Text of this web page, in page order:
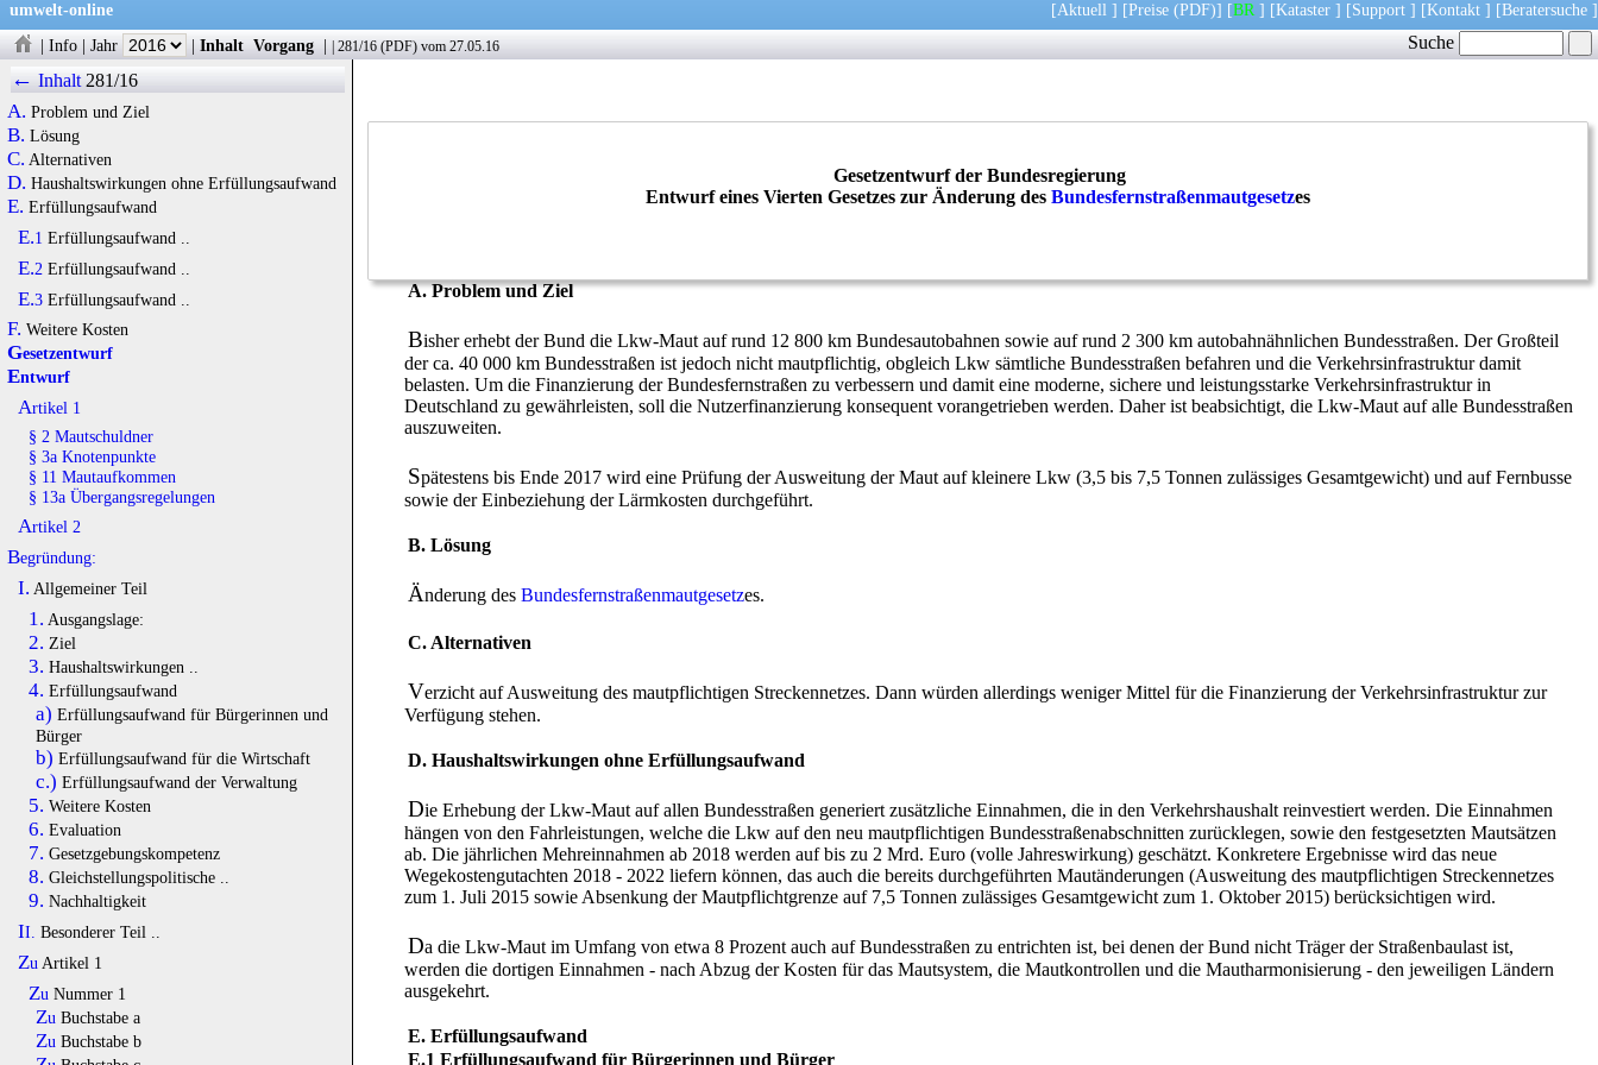
umwelt-online [Aktuell ] [Preise (PDF)] [BR ] [Kataster ] [Support ] [Kontakt ] [Beratersuche ]
| Info | Jahr | Inhalt Vorgang | 281/16 (PDF) vom 27.05.16
Gesetzentwurf der Bundesregierung
Entwurf eines Vierten Gesetzes zur Änderung des Bundesfernstraßenmautgesetzes
A. Problem und Ziel
Bisher erhebt der Bund die Lkw-Maut auf rund 12 800 km Bundesautobahnen sowie auf rund 2 300 km autobahnähnlichen Bundesstraßen. Der Großteil
der ca. 40 000 km Bundesstraßen ist jedoch nicht mautpflichtig, obgleich Lkw sämtliche Bundesstraßen befahren und die Verkehrsinfrastruktur damit
belasten. Um die Finanzierung der Bundesfernstraßen zu verbessern und damit eine moderne, sichere und leistungsstarke Verkehrsinfrastruktur in
Deutschland zu gewährleisten, soll die Nutzerfinanzierung konsequent vorangetrieben werden. Daher ist beabsichtigt, die Lkw-Maut auf alle Bundesstraßen
auszuweiten.
Spätestens bis Ende 2017 wird eine Prüfung der Ausweitung der Maut auf kleinere Lkw (3,5 bis 7,5 Tonnen zulässiges Gesamtgewicht) und auf Fernbusse
sowie der Einbeziehung der Lärmkosten durchgeführt.
B. Lösung
Änderung desBundesfernstraßenmautgesetzes.
C. Alternativen
Verzicht auf Ausweitung des mautpflichtigen Streckennetzes. Dann würden allerdings weniger Mittel für die Finanzierung der Verkehrsinfrastruktur zur
Verfügung stehen.
D. Haushaltswirkungen ohne Erfüllungsaufwand
Die Erhebung der Lkw-Maut auf allen Bundesstraßen generiert zusätzliche Einnahmen, die in den Verkehrshaushalt reinvestiert werden. Die Einnahmen
hängen von den Fahrleistungen, welche die Lkw auf den neu mautpflichtigen Bundesstraßenabschnitten zurücklegen, sowie den festgesetzten Mautsätzen
ab. Die jährlichen Mehreinnahmen ab 2018 werden auf bis zu 2 Mrd. Euro (volle Jahreswirkung) geschätzt. Konkretere Ergebnisse wird das neue
Wegekostengutachten 2018 - 2022 liefern können, das auch die bereits durchgeführten Mautänderungen (Ausweitung des mautpflichtigen Streckennetzes
zum 1. Juli 2015 sowie Absenkung der Mautpflichtgrenze auf 7,5 Tonnen zulässiges Gesamtgewicht zum 1. Oktober 2015) berücksichtigen wird.
Da die Lkw-Maut im Umfang von etwa 8 Prozent auch auf Bundesstraßen zu entrichten ist, bei denen der Bund nicht Träger der Straßenbaulast ist,
werden die dortigen Einnahmen - nach Abzug der Kosten für das Mautsystem, die Mautkontrollen und die Mautharmonisierung - den jeweiligen Ländern
ausgekehrt.
E. Erfüllungsaufwand
E.1 Erfüllungsaufwand für Bürgerinnen und Bürger
← Inhalt 281/16
A. Problem und Ziel
B. Lösung
C. Alternativen
D. Haushaltswirkungen ohne Erfüllungsaufwand
E. Erfüllungsaufwand
E.1 Erfüllungsaufwand ..
E.2 Erfüllungsaufwand ..
E.3Erfüllungsaufwand ..
F. Weitere Kosten
Gesetzentwurf
Entwurf
Artikel 1
§ 2 Mautschuldner
§ 3a Knotenpunkte
§ 11 Mautaufkommen
§ 13a Übergangsregelungen
Artikel 2
Begründung:
I. Allgemeiner Teil
1. Ausgangslage:
2. Ziel
3. Haushaltswirkungen ..
4. Erfüllungsaufwand
a) Erfüllungsaufwand für Bürgerinnen und
Bürger
b) Erfüllungsaufwand für die Wirtschaft
c.) Erfüllungsaufwand der Verwaltung
5. Weitere Kosten
6. Evaluation
7. Gesetzgebungskompetenz
8. Gleichstellungspolitische ..
9. Nachhaltigkeit
II. Besonderer Teil ..
Zu Artikel 1
Zu Nummer 1
Zu Buchstabe a
Zu Buchstabe b
Suche